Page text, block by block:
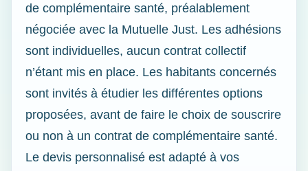
de complémentaire santé, préalablement
négociée avec la Mutuelle Just. Les adhésions
sont individuelles, aucun contrat collectif
n’étant mis en place. Les habitants concernés
sont invités à étudier les différentes options
proposées, avant de faire le choix de souscrire
ou non à un contrat de complémentaire santé.
Le devis personnalisé est adapté à vos